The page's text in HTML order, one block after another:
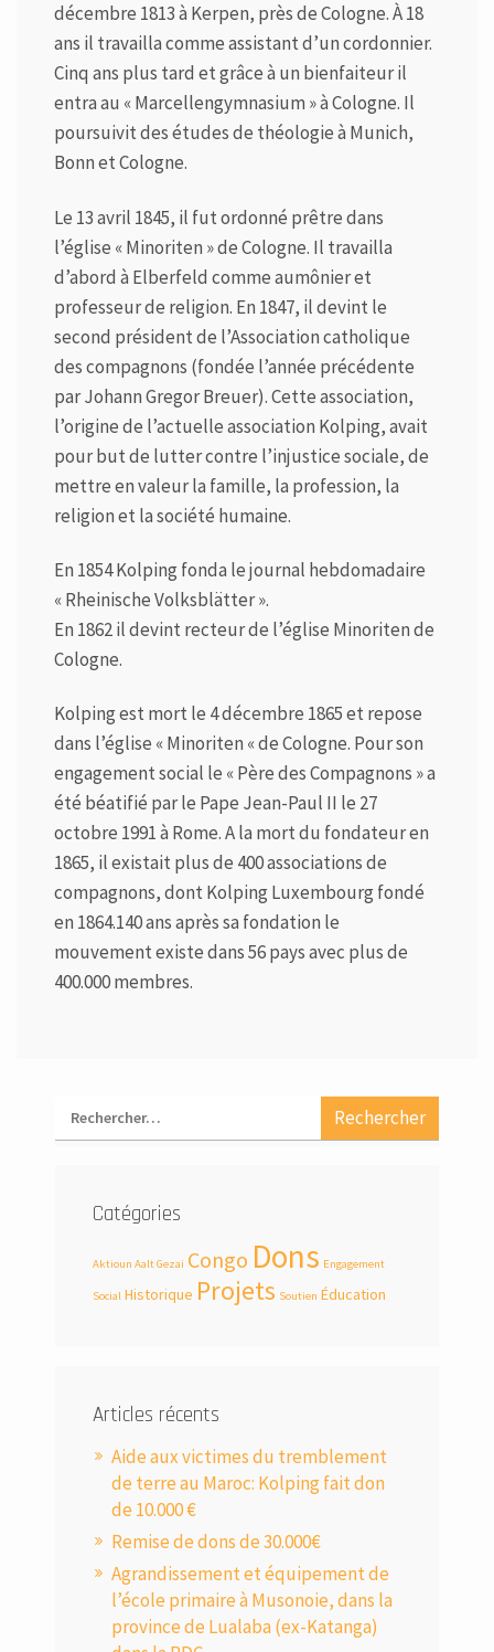
décembre 1813 à Kerpen, près de Cologne. À 18
ans il travailla comme assistant d’un cordonnier.
Cinq ans plus tard et grâce à un bienfaiteur il
entra au « Marcellengymnasium » à Cologne. Il
poursuivit des études de théologie à Munich,
Bonn et Cologne.
Le 13 avril 1845, il fut ordonné prêtre dans
l’église « Minoriten » de Cologne. Il travailla
d’abord à Elberfeld comme aumônier et
professeur de religion. En 1847, il devint le
second président de l’Association catholique
des compagnons (fondée l’année précédente
par Johann Gregor Breuer). Cette association,
l’origine de l’actuelle association Kolping, avait
pour but de lutter contre l’injustice sociale, de
mettre en valeur la famille, la profession, la
religion et la société humaine.
En 1854 Kolping fonda le journal hebdomadaire
« Rheinische Volksblätter ».
En 1862 il devint recteur de l’église Minoriten de
Cologne.
Kolping est mort le 4 décembre 1865 et repose
dans l’église « Minoriten « de Cologne. Pour son
engagement social le « Père des Compagnons » a
été béatifié par le Pape Jean-Paul II le 27
octobre 1991 à Rome. A la mort du fondateur en
1865, il existait plus de 400 associations de
compagnons, dont Kolping Luxembourg fondé
en 1864.140 ans après sa fondation le
mouvement existe dans 56 pays avec plus de
400.000 membres.
Catégories
Aktioun Aalt Gezai Congo Dons Engagement
Social Historique Projets Soutien Éducation
Articles récents
Aide aux victimes du tremblement
de terre au Maroc: Kolping fait don
de 10.000 €
Remise de dons de 30.000€
Agrandissement et équipement de
l’école primaire à Musonoie, dans la
province de Lualaba (ex-Katanga)